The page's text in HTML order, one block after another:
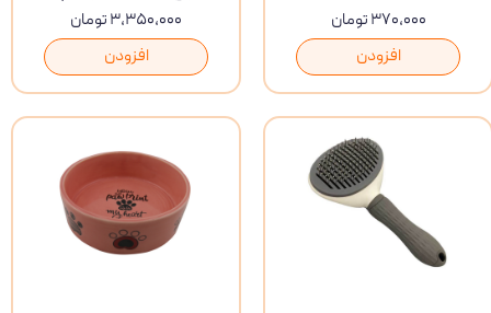
۳۷۰,۰۰۰ تومان
افزودن
۳,۳۵۰,۰۰۰ تومان
افزودن